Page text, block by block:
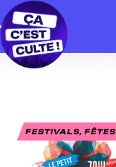
FESTIVALS, FÊTES